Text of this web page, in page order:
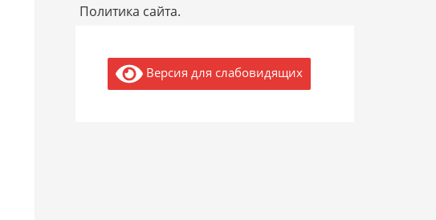
Политика сайта.
Версия для слабовидящих